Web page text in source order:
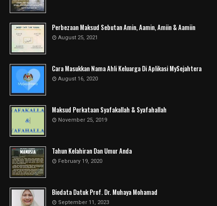
Perbezaan Maksud Sebutan Amin, Aamin, Amiin & Aamiin
August 25, 2021
Cara Masukkan Nama Ahli Keluarga Di Aplikasi MySejahtera
August 16, 2020
Maksud Perkataan Syafakallah & Syafahallah
November 25, 2019
Tahun Kelahiran Dan Umur Anda
February 19, 2020
Biodata Datuk Prof. Dr. Muhaya Mohamad
September 11, 2023